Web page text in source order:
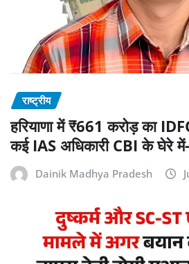
राष्ट्रीय
हरियाणा में ₹661 करोड़ का
कई IAS अधिकारी CBI के घेरे
Dainik Madhya Pradesh